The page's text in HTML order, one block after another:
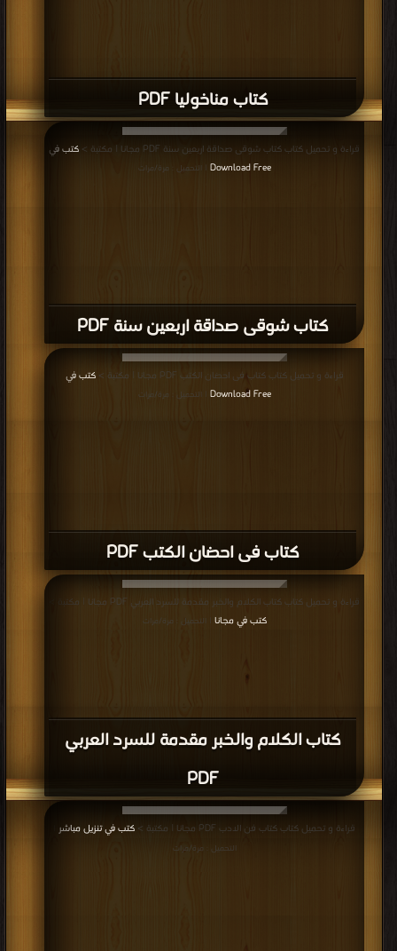
كتاب مناخوليا PDF
كتاب شوقى صداقة اربعين سنة PDF
قراءة و تحميل كتاب كتاب شوقى صداقة اربعين سنة PDF مجانا | مكتبة >
كتب في
Download Free
| التحميل : مرة/مرات
كتاب فى احضان الكتب PDF
قراءة و تحميل كتاب كتاب فى احضان الكتب PDF مجانا | مكتبة >
كتب في
Download Free
| التحميل : مرة/مرات
كتاب الكلام والخبر مقدمة للسرد العربي
PDF
قراءة و تحميل كتاب كتاب الكلام والخبر مقدمة للسرد العربي PDF مجانا | مكتبة >
كتب في مجانا | التحميل : مرة/مرات
قراءة و تحميل كتاب كتاب فن الادب PDF مجانا | مكتبة > كتب في تنزيل مباشر
التحميل : مرة/مرات